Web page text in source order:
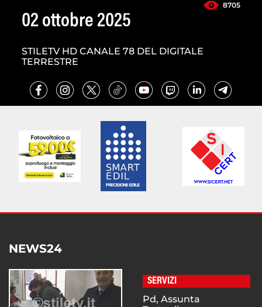
8705
02 ottobre 2025
STILETV HD CANALE 78 DEL DIGITALE
TERRESTRE
NEWS24
SERVIZI
Pd, Assunta